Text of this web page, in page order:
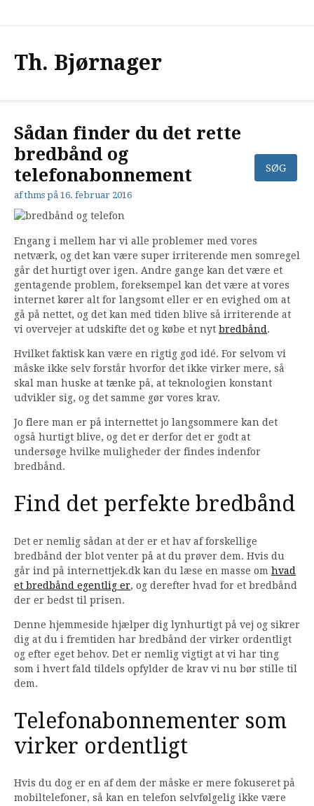
Th. Bjørnager
Sådan finder du det rette
bredbånd og
telefonabonnement
afthms på 16. februar 2016
Engang i mellem har vi alle problemer med vores
netværk, og det kan være super irriterende men somregel
går det hurtigt over igen. Andre gange kan det være et
gentagende problem, foreksempel kan det være at vores
internet kører alt for langsomt eller er en evighed om at
gå på nettet, og det kan med tiden blive så irriterende at
vi overvejer at udskifte det og købe et nyt bredbånd .
Hvilket faktisk kan være en rigtig god idé. For selvom vi
måske ikke selv forstår hvorfor det ikke virker mere, så
skal man huske at tænke på, at teknologien konstant
udvikler sig, og det samme gør vores krav.
Jo flere man er på internettet jo langsommere kan det
også hurtigt blive, og det er derfor det er godt at
undersøge hvilke muligheder der findes indenfor
bredbånd.
Find det perfekte bredbånd
Det er nemlig sådan at der er et hav af forskellige
bredbånd der blot venter på at du prøver dem. Hvis du
går ind på internettjek.dk kan du læse en masse om hvad
et bredbånd egentlig er, og derefter hvad for et bredbånd
der er bedst til prisen.
Denne hjemmeside hjælper dig lynhurtigt på vej og sikrer
dig at du i fremtiden har bredbånd der virker ordentligt
og efter eget behov. Det er nemlig vigtigt at vi har ting
som i hvert fald tildels opfylder de krav vi nu bør stille til
dem.
Telefonabonnementer som
virker ordentligt
Hvis du dog er en af dem der måske er mere fokuseret på
mobiltelefoner, så kan en telefon selvfølgelig ikke være